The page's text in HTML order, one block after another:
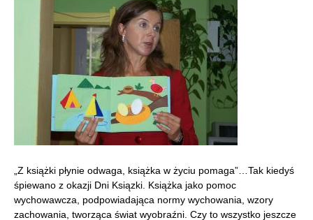
„Z książki płynie odwaga, książka w życiu pomaga”…Tak kiedyś
śpiewano z okazji Dni Ksiązki. Książka jako pomoc
wychowawcza, podpowiadająca normy wychowania, wzory
zachowania, tworząca świat wyobraźni. Czy to wszystko jeszcze